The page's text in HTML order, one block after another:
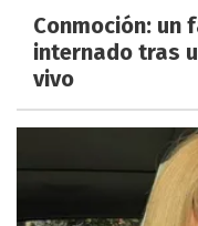
Conmoción: un
internado tras
vivo